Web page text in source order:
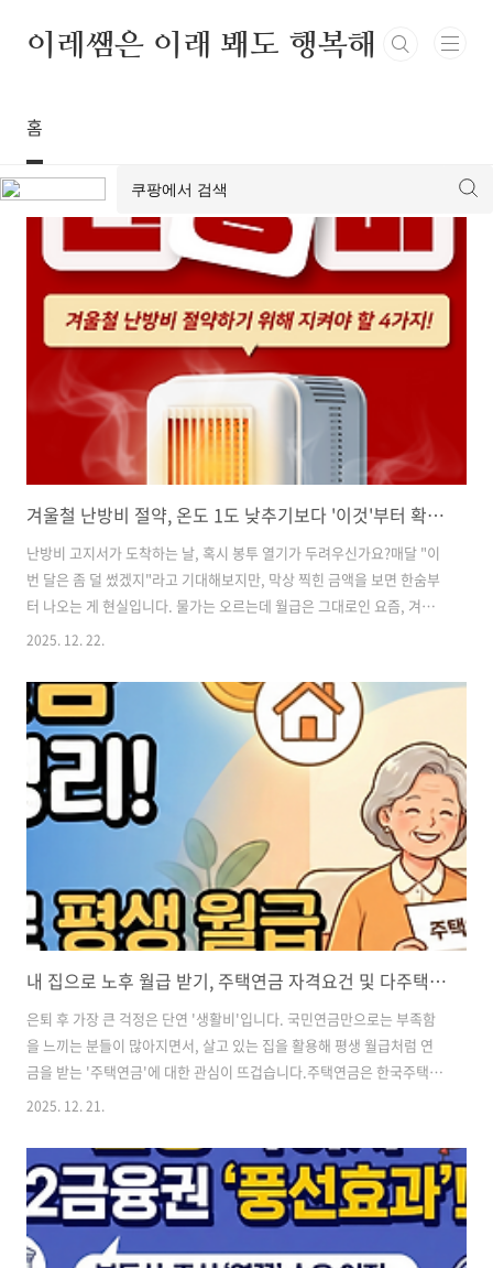
이레쌤은 이래 봬도 행복해
홈
겨울철 난방비 절약, 온도 1도 낮추기보다 '이것'부터 확인하세요
난방비 고지서가 도착하는 날, 혹시 봉투 열기가 두려우신가요?매달 "이
번 달은 좀 덜 썼겠지"라고 기대해보지만, 막상 찍힌 금액을 보면 한숨부
터 나오는 게 현실입니다. 물가는 오르는데 월급은 그대로인 요즘, 겨울
철 관리비는 정말 큰 부담이죠. 그런데 난방비가 유독 많이 나오는 집들
건 춥게 지내며 참는 것이 능사가 아닙니다. 생활 습관을 조금만 바꾸면
난방비는 확실히 줄이고, 무서운 동파 사고까지 막을 수 있습니다.오늘은
올겨울, 가스비 걱정을 덜어줄 보일러 관리 핵심 포인트 4가지를 정리해
드립니다. 지금 바로 우리 집 보일러 설정을 확인해 보세요. 1. 실내 온도
를 '확' 올리지 마세요 (20℃의 법칙)보일러를 켜자마자 춥다고 ..
2025. 12. 22.
내 집으로 노후 월급 받기, 주택연금 자격요건 및 다주택자 신청 방법 옵션
은퇴 후 가장 큰 걱정은 단연 '생활비'입니다. 국민연금만으로는 부족함
을 느끼는 분들이 많아지면서, 살고 있는 집을 활용해 평생 월급처럼 연
금을 받는 '주택연금'에 대한 관심이 뜨겁습니다.주택연금은 한국주택금
융공사가 보증을 서기 때문에 연금 지급이 중단될 위험이 거의 없다는 것
구조 덕분에 노후의 주거 안정과 소득을 동시에 해결할 수 있죠.하지만
"집이 두 채면 안 되지 않나?", "집값이 비싸면 안 되나?"라며 미리 포기
하시는 분들이 꽤 많습니다. 오늘은 주택연금의 기본 자격 요건부터, 많
은 분들이 헷갈려하시는 2주택자 가입 기준까지 명확하게 정리해 드립니
다. 1. 주택연금, 누가 신청할 수 있나요? 주택연금은 아무 집이나 받..
2025. 12. 21.